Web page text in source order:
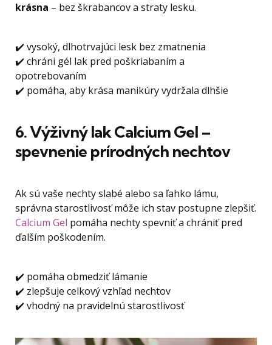
krásna – bez škrabancov a straty lesku.
✔️ vysoký, dlhotrvajúci lesk bez zmatnenia
✔️ chráni gél lak pred poškriabaním a
opotrebovaním
✔️ pomáha, aby krása manikúry vydržala dlhšie
6. Výživný lak Calcium Gel –
spevnenie prírodných nechtov
Ak sú vaše nechty slabé alebo sa ľahko lámu,
správna starostlivosť môže ich stav postupne zlepšiť.
Calcium Gel pomáha nechty spevniť a chrániť pred
ďalším poškodením.
✔️ pomáha obmedziť lámanie
✔️ zlepšuje celkový vzhľad nechtov
✔️ vhodný na pravidelnú starostlivosť